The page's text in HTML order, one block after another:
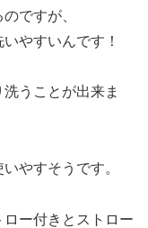
ですが、
やすいんです！
うことが出来ま
やすそうです。
ー付きとストロー